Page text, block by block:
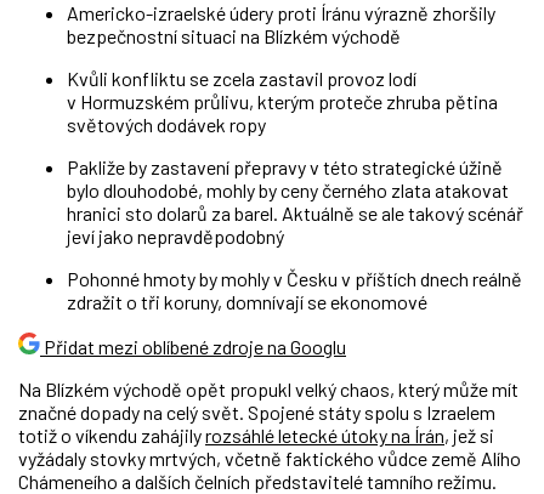
Americko-izraelské údery proti Íránu výrazně zhoršily
bezpečnostní situaci na Blízkém východě
Kvůli konfliktu se zcela zastavil provoz lodí
v Hormuzském průlivu, kterým proteče zhruba pětina
světových dodávek ropy
Pakliže by zastavení přepravy v této strategické úžině
bylo dlouhodobé, mohly by ceny černého zlata atakovat
hranici sto dolarů za barel. Aktuálně se ale takový scénář
jeví jako nepravděpodobný
Pohonné hmoty by mohly v Česku v příštích dnech reálně
zdražit o tři koruny, domnívají se ekonomové
Přidat mezi oblíbené zdroje na Googlu
Na Blízkém východě opět propukl velký chaos, který může mít
značné dopady na celý svět. Spojené státy spolu s Izraelem
totiž o víkendu zahájilyrozsáhlé letecké útoky na Írán, jež si
vyžádaly stovky mrtvých, včetně faktického vůdce země Alího
Chámeneího a dalších čelních představitelé tamního režimu.